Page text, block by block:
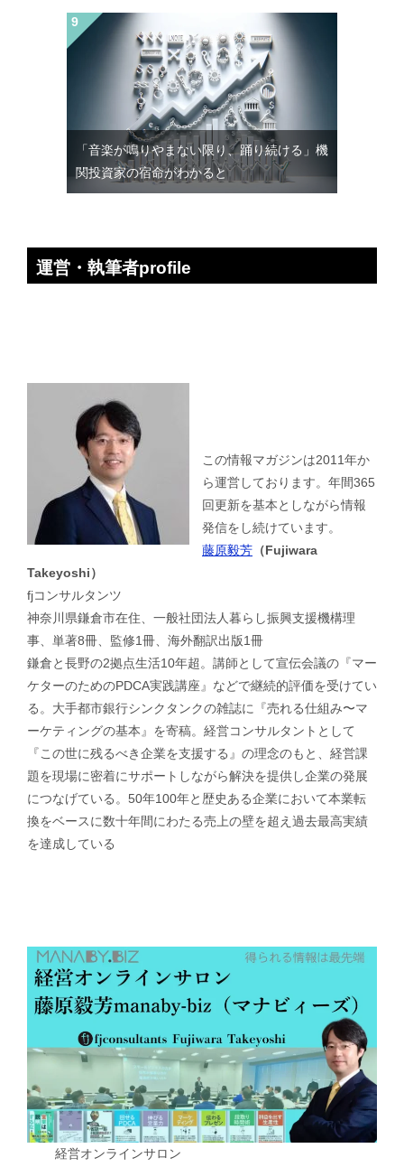
「音楽が鳴りやまない限り、踊り続ける」機
関投資家の宿命がわかると
運営・執筆者profile
この情報マガジンは2011年か
ら運営しております。年間365
回更新を基本としながら情報
発信をし続けています。
藤原毅芳 （Fujiwara
Takeyoshi）
fjコンサルタンツ
神奈川県鎌倉市在住、一般社団法人暮らし振興支援機構理
事、単著8冊、監修1冊、海外翻訳出版1冊
鎌倉と長野の2拠点生活10年超。講師として宣伝会議の『マー
ケターのためのPDCA実践講座』などで継続的評価を受けてい
る。大手都市銀行シンクタンクの雑誌に『売れる仕組み〜マ
ーケティングの基本』を寄稿。経営コンサルタントとして
『この世に残るべき企業を支援する』の理念のもと、経営課
題を現場に密着にサポートしながら解決を提供し企業の発展
につなげている。50年100年と歴史ある企業において本業転
換をベースに数十年間にわたる売上の壁を超え過去最高実績
を達成している
経営オンラインサロン